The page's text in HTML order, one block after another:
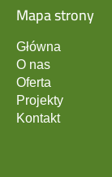
Mapa strony
Główna
O nas
Oferta
Projekty
Kontakt